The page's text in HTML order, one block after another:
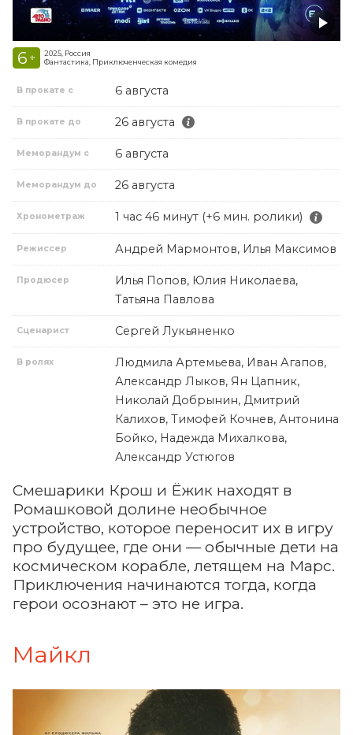
6 +
2025, Россия
Фантастика, Приключенческая комедия
В прокате с 6 августа
В прокате до 26 августа
Меморандум с 6 августа
Меморандум до 26 августа
Хронометраж 1 час 46 минут (+6 мин. ролики)
Режиссер Андрей Мармонтов, Илья Максимов
Продюсер
Илья Попов, Юлия Николаева,
Татьяна Павлова
Сценарист Сергей Лукьяненко
В ролях
Людмила Артемьева, Иван Агапов,
Александр Лыков, Ян Цапник,
Николай Добрынин, Дмитрий
Калихов, Тимофей Кочнев, Антонина
Бойко, Надежда Михалкова,
Александр Устюгов
Смешарики Крош и Ёжик находят в
Ромашковой долине необычное
устройство, которое переносит их в игру
про будущее, где они — обычные дети на
космическом корабле, летящем на Марс.
Приключения начинаются тогда, когда
герои осознают – это не игра.
Майкл